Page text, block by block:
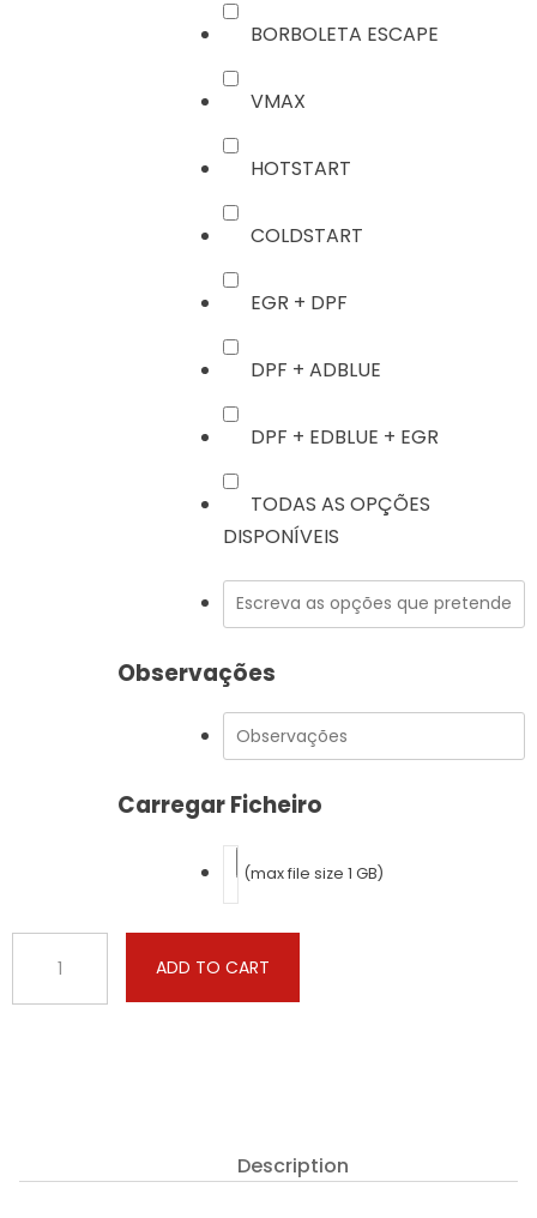
BORBOLETA ESCAPE
VMAX
HOTSTART
COLDSTART
EGR + DPF
DPF + ADBLUE
DPF + EDBLUE + EGR
TODAS AS OPÇÕES
DISPONÍVEIS
Observações
Carregar Ficheiro
(max file size 1 GB)
Romeo
-
200hp
ADD TO CART
Description